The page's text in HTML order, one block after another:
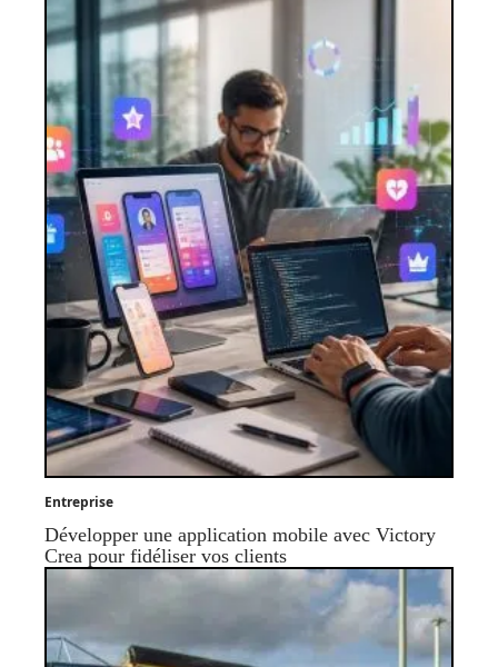
Entreprise
Développer une application mobile avec Victory
Crea pour fidéliser vos clients